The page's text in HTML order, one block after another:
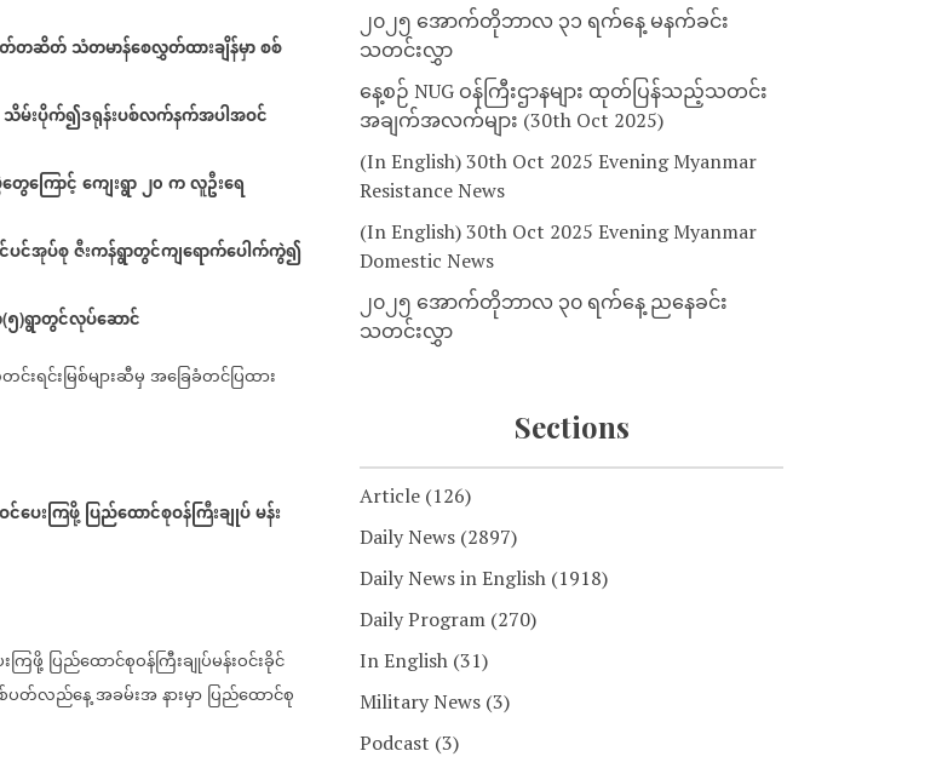
တဆိတ်သံတမာန်စေလွှတ်ထားချိန်မှာစစ်
သိမ်းပိုက်၍ဒရုန်းပစ်လက်နက်အပါအဝင်
ကြောင့်ကျေးရွာ၂၀ကလူဦးရေ
ပင်အုပ်စုဇီးကန်ရွာတွင်ကျရောက်ပေါက်ကွဲ၍
(၅)ရွာတွင်လုပ်ဆောင်
ရင်းမြစ်များဆီမှအခြေခံတင်ပြထား
ပေးကြဖို့ပြည်ထောင်စုဝန်ကြီးချုပ်မန်း
ကြဖို့ပြည်ထောင်စုဝန်ကြီးချုပ်မန်းဝင်းခိုင်
ပတ်လည်နေ့အခမ်းအနားမှာပြည်ထောင်စု
၂၀၂၅ အောက်တိုဘာလ ၃၁ ရက်နေ့ မနက်ခင်း
သတင်းလွှာ
နေ့စဉ် NUG ဝန်ကြီးဌာနများ ထုတ်ပြန်သည့်သတင်း
အချက်အလက်များ (30th Oct 2025)
(In English) 30th Oct 2025 Evening Myanmar
Resistance News
(In English) 30th Oct 2025 Evening Myanmar
Domestic News
၂၀၂၅ အောက်တိုဘာလ ၃၀ ရက်နေ့ ညနေခင်း
သတင်းလွှာ
Sections
Article (126)
Daily News (2897)
Daily News in English (1918)
Daily Program (270)
In English (31)
Military News (3)
Podcast (3)